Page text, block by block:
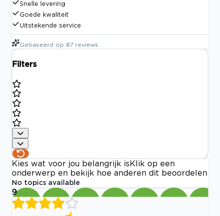
Snelle levering
Goede kwaliteit
Uitstekende service
Gebaseerd op 87 reviews
Filters
Kies wat voor jou belangrijk is Klik op een
onderwerp en bekijk hoe anderen dit beoordelen
No topics available
9